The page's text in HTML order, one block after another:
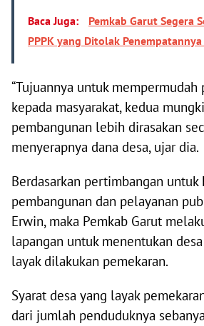
Baca Juga:
Pemkab Garut Segera
PPPK yang Ditolak
“Tujuannya untuk mempermudah
kepada masyarakat, kedua
pembangunan lebih dirasakan
menyerapnya dana desa, ujar dia.
Berdasarkan pertimbangan untuk
pembangunan dan pelayanan
Erwin, maka Pemkab Garut
lapangan untuk menentukan
layak dilakukan pemekaran.
Syarat desa yang layak
dari jumlah penduduknya